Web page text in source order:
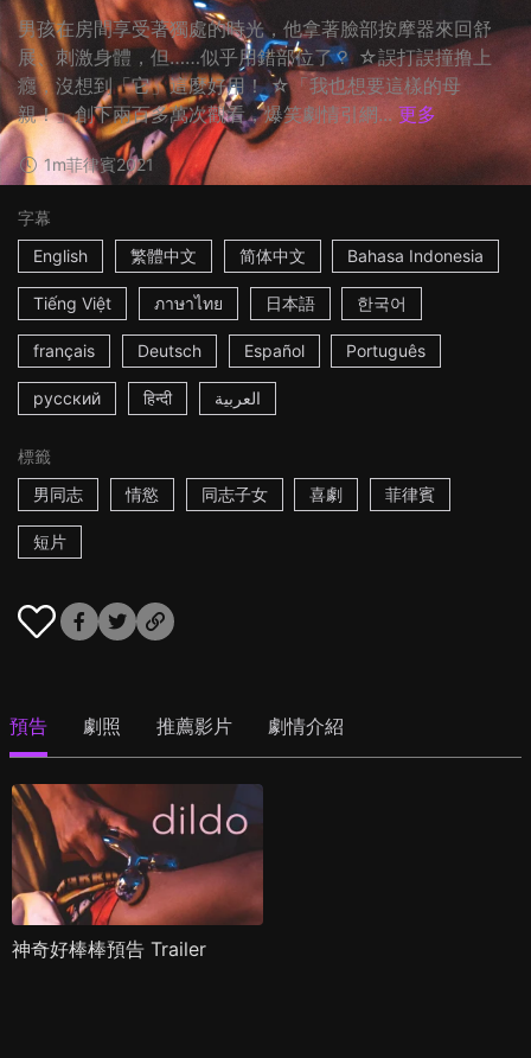
男孩在房間享受著獨處的時光，他拿著臉部按摩器來回舒
展、刺激身體，但……似乎用錯部位了？ ☆誤打誤撞撸上
癮，沒想到「它」這麼好用！ ☆「我也想要這樣的母
親！」創下兩百多萬次觀看，爆笑劇情引網... 更多
1m菲律賓2021
字幕
English
繁體中文 简体中文 Bahasa Indonesia
Tiếng Việt ภาษาไทย 日本語 한국어
français Deutsch Español Português
русский हिन्दी العربية
標籤
男同志
情慾 同志子女 喜劇 菲律賓
短片
預告 劇照 推薦影片 劇情介紹
神奇好棒棒預告 Trailer